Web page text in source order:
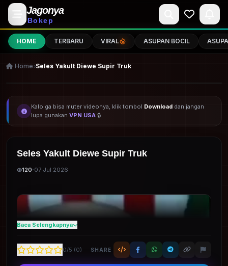
Jagonya
Bokep
HOME TERBARU VIRAL ASUPAN BOCIL
Home Seles Yakult Diewe Supir Truk
Kalo ga bisa muter videonya, klik tombol Download dan jangan
lupa gunakan VPN USA 🔒
Seles Yakult Diewe Supir Truk
120·07 Jul 2026
Baca Selengkapnya
0/5 (0) SHARE